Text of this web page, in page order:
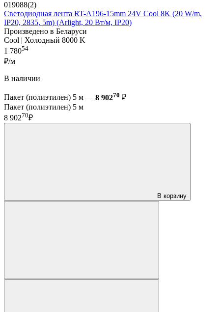
019088(2)
Светодиодная лента RT-A196-15mm 24V Cool 8K (20 W/m,
IP20, 2835, 5m) (Arlight, 20 Вт/м, IP20)
Произведено в Беларуси
Cool | Холодный 8000 K
1 78054
₽/м
В наличии
Пакет (полиэтилен) 5 м — 8 90270 ₽
Пакет (полиэтилен) 5 м
8 90270₽
В корзину